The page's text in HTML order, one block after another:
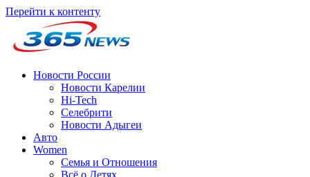
Перейти к контенту
Новости России
Новости Карелии
Hi-Tech
Селебрити
Новости Адыгеи
Авто
Women
Семья и Отношения
Всё о Детях